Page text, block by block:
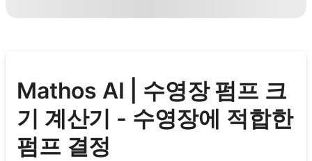
Mathos AI | 수영장 펌프 크
기 계산기 - 수영장에 적합한
펌프 결정